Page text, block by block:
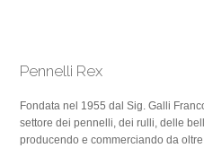
Pennelli Rex
Fondata nel 1955 dal Sig. Galli
settore dei pennelli, dei rulli, delle
producendo e commerciando da